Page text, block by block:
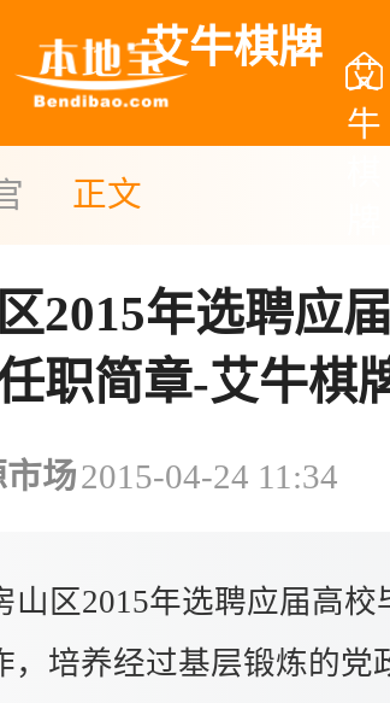
艾
牛
艾牛棋牌
正文
2015年选聘应
职简章-艾牛棋
场2015-04-24 11:34
山区2015年选聘应届高校
，培养经过基层锻炼的党